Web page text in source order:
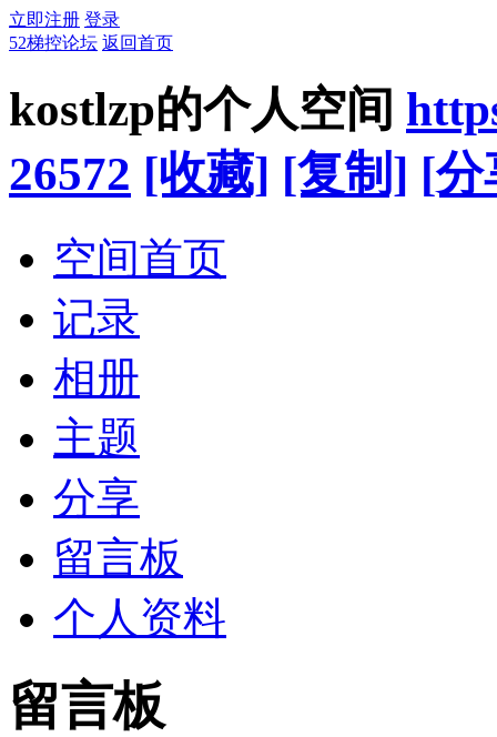
立即注册 登录
52梯控论坛 返回首页
kostlzp的个人空间
26572 [收藏] [复制] [分
空间首页
记录
相册
主题
分享
留言板
个人资料
留言板